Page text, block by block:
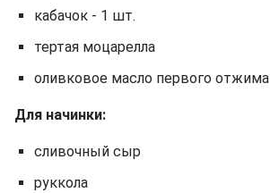
кабачок - 1 шт.
тертая моцарелла
оливковое масло первого отжима
Для начинки:
сливочный сыр
руккола